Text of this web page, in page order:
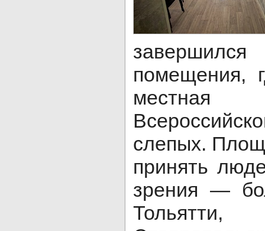
помещения,
местная
слепых.
принять
зрения —